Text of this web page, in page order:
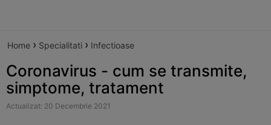
Home › Specialitati › Infectioase
Coronavirus - cum se transmite,
simptome, tratament
Actualizat: 20 Decembrie 2021